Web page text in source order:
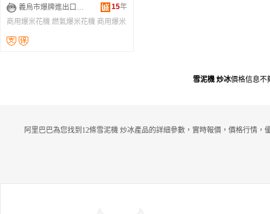
義烏市爆牌進出口有限公司
15年
商用爆米花機 燃氣爆米花機 商用爆米
雪泥機 炒冰價格信息不
阿里巴巴為您找到12條雪泥機 炒冰產品的詳細參數，實時報價，價格行情，